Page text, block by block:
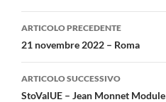
Navigazione
articolo
ARTICOLO PRECEDENTE
21 novembre 2022 – Roma
ARTICOLO SUCCESSIVO
StoValUE – Jean Monnet Module